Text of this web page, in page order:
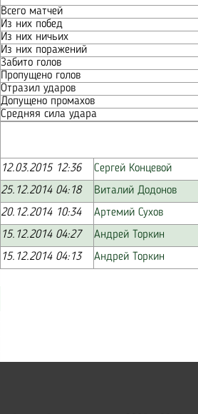
Всего матчей
Из них побед
Из них ничьих
Из них поражений
Забито голов
Пропущено голов
Отразил ударов
Допущено промахов
Средняя сила удара
12.03.2015 12:36
Сергей Концевой
25.12.2014 04:18
Виталий Додонов
20.12.2014 10:34
Артемий Сухов
15.12.2014 04:27
Андрей Торкин
15.12.2014 04:13
Андрей Торкин